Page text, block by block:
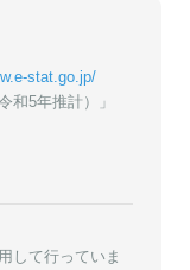
stat.go.jp/
和5年推計）」
して行っていま